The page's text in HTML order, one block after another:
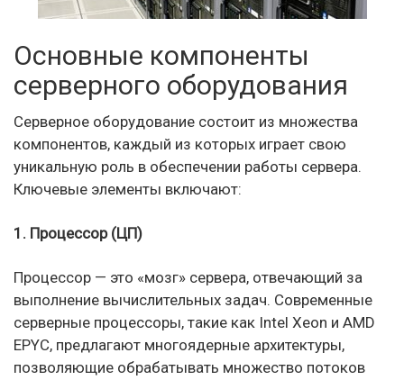
Основные компоненты
серверного оборудования
Серверное оборудование состоит из множества
компонентов, каждый из которых играет свою
уникальную роль в обеспечении работы сервера.
Ключевые элементы включают:
1. Процессор (ЦП)
Процессор — это «мозг» сервера, отвечающий за
выполнение вычислительных задач. Современные
серверные процессоры, такие как Intel Xeon и AMD
EPYC, предлагают многоядерные архитектуры,
позволяющие обрабатывать множество потоков